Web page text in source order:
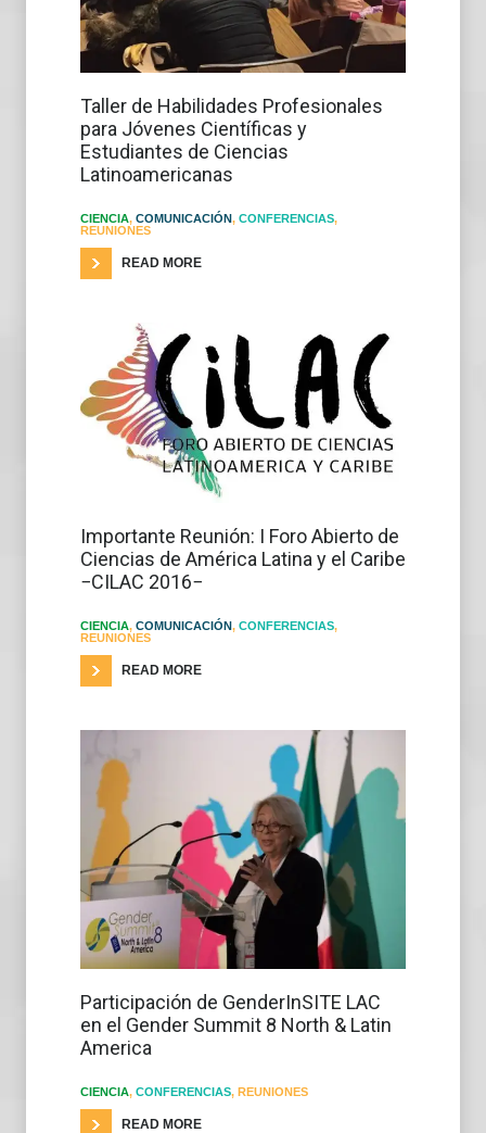
Taller de Habilidades Profesionales
para Jóvenes Científicas y
Estudiantes de Ciencias
Latinoamericanas
CIENCIA, COMUNICACIÓN, CONFERENCIAS,
REUNIONES
READ MORE
Importante Reunión: I Foro Abierto de
Ciencias de América Latina y el Caribe
−CILAC 2016−
CIENCIA, COMUNICACIÓN, CONFERENCIAS,
REUNIONES
READ MORE
Participación de GenderInSITE LAC
en el Gender Summit 8 North & Latin
America
CIENCIA, CONFERENCIAS, REUNIONES
READ MORE